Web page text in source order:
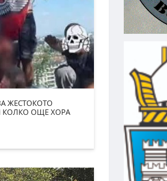
ЖЕСТОКОТО
КОЛКО ОЩЕ ХОРА